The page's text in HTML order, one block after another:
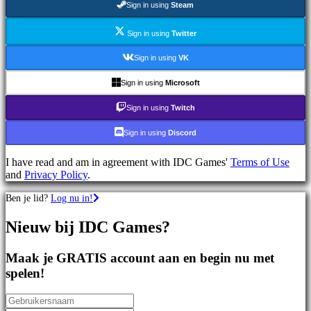
Sportspellen
Racing
Casual
Indie
Simulation
Puzzle
games
Fighting
games
Demo's
Gemeenschap
Gameplay
In-
game
evenementen
Sign in using Steam
Sign in using Twitter
Sign in using VK
Sign in using Microsoft
Sign in using Twitch
Sign in using Discord
I have read and am in agreement with IDC Games' Terms of Use
and Privacy Policy.
Ben je lid? Log nu in!
Nieuw bij IDC Games?
Maak je GRATIS account aan en begin nu met
spelen!